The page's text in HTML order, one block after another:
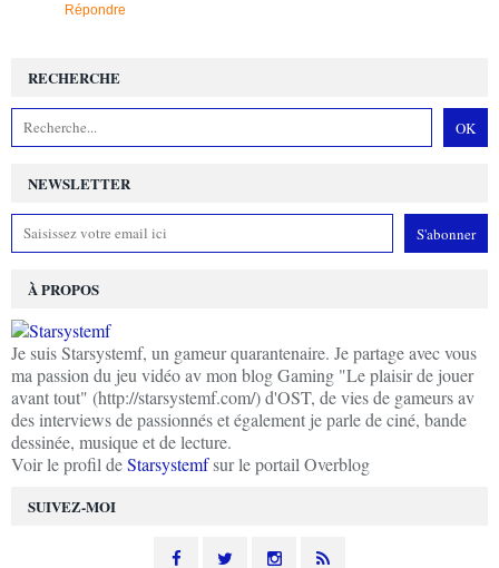
Répondre
NEWSLETTER
SUIVEZ-MOI
RECHERCHE
À PROPOS
Je suis Starsystemf, un gameur quarantenaire. Je partage avec vous
ma passion du jeu vidéo av mon blog Gaming "Le plaisir de jouer
avant tout" (http://starsystemf.com/) d'OST, de vies de gameurs av
des interviews de passionnés et également je parle de ciné, bande
dessinée, musique et de lecture.
Voir le profil deStarsystemfsur le portail Overblog